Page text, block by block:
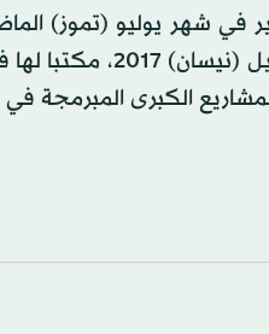
في شهر يوليو (تموز)
والاقتصادي الدولي